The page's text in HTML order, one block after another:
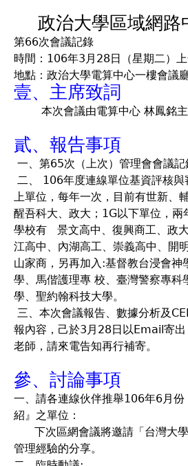
政治大學區域網路
第66次會議記錄
時間：106年3月28日（星期二）
地點：政治大學電算中心一樓會議
壹、主席致詞
本次會議由電算中心 林鳳銘主
貳、報告事項
一、第65次（上次）管理會會議記
二、 106年度連線單位基資評核與
上單位，每年一次，目前有世新、
醒吾科大、政大；1G以下單位，兩
學校有 景文高中、復興商工、政
江高中、內湖高工、崇義高中、開
山家商，另再加入:基督教台浸會神
學、馬偕護理專 校、臺灣警察專科
學、聖約翰科技大學。
三、本次會議報告、數據分析及
報內容，己於3月28日以Email寄
老師，請來電告知再行補寄。
參、討論事項
一、請各連線伙伴推舉106年6月份
紹』之單位：
下次區網會議將邀請「台灣大學
管理經驗的分享。